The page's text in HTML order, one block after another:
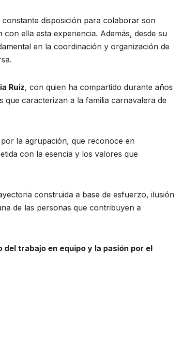
disposición para colaborar son
ella esta experiencia. Además, desde su
en la coordinación y organización de
Ruiz, con quien ha compartido durante años
caracterizan a la familia carnavalera de
la agrupación, que reconoce en
con la esencia y los valores que
construida a base de esfuerzo, ilusión
de las personas que contribuyen a
trabajo en equipo y la pasión por el